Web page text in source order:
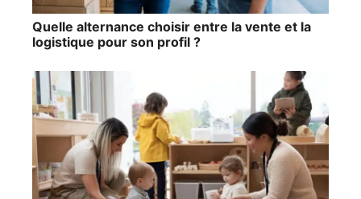
Quelle alternance choisir entre la vente et la
logistique pour son profil ?